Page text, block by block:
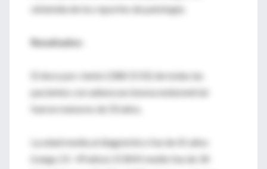
obtenida de los reportes de patología.
Resultados:
El doce por ciento (188/1531) de todas las
pacientes con adenocarcinoma endometrial
fueron menores de 50 años.
La edad media al diagnóstico fue de 41 años
(rango 21- 49 años). El BMI medio fue de 34